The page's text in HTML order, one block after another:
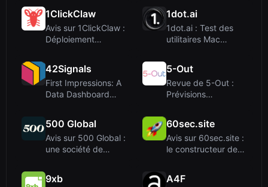
1ClickClaw
Avis sur 1ClickClaw :
Déploiement
1dot.ai
1dot.ai : Test des
utilitaires Mac
42Signals
First Impressions: A
Data Dashboard
5-Out
Revue de 5-Out :
Prévisions
500 Global
Avis sur 500 Global :
une société de
60sec.site
Avis sur 60sec.site :
le constructeur de
9xb A4F